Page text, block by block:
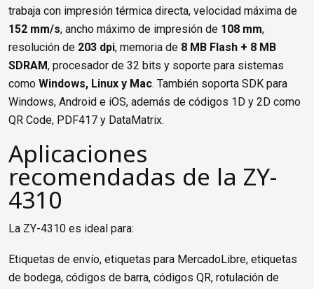
trabaja con impresión térmica directa, velocidad máxima de
152 mm/s, ancho máximo de impresión de 108 mm,
resolución de 203 dpi, memoria de 8 MB Flash + 8 MB
SDRAM, procesador de 32 bits y soporte para sistemas
como Windows, Linux y Mac. También soporta SDK para
Windows, Android e iOS, además de códigos 1D y 2D como
QR Code, PDF417 y DataMatrix.
Aplicaciones
recomendadas de la ZY-
4310
La ZY-4310 es ideal para:
Etiquetas de envío, etiquetas para MercadoLibre, etiquetas
de bodega, códigos de barra, códigos QR, rotulación de